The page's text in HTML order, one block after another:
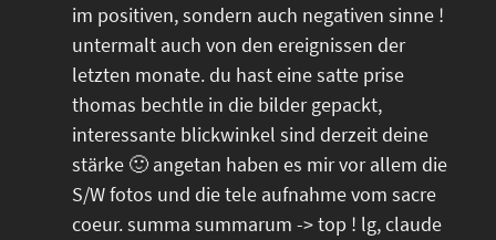
im positiven, sondern auch negativen sinne !
untermalt auch von den ereignissen der
letzten monate. du hast eine satte prise
thomas bechtle in die bilder gepackt,
interessante blickwinkel sind derzeit deine
stärke 🙂 angetan haben es mir vor allem die
S/W fotos und die tele aufnahme vom sacre
coeur. summa summarum -> top ! lg, claude